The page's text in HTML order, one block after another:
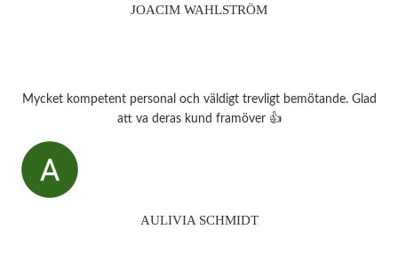
JOACIM WAHLSTRÖM
Mycket kompetent personal och väldigt trevligt bemötande. Glad
att va deras kund framöver 👍
AULIVIA SCHMIDT